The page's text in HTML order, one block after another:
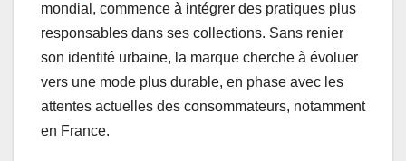
mondial, commence à intégrer des pratiques plus
responsables dans ses collections. Sans renier
son identité urbaine, la marque cherche à évoluer
vers une mode plus durable, en phase avec les
attentes actuelles des consommateurs, notamment
en France.